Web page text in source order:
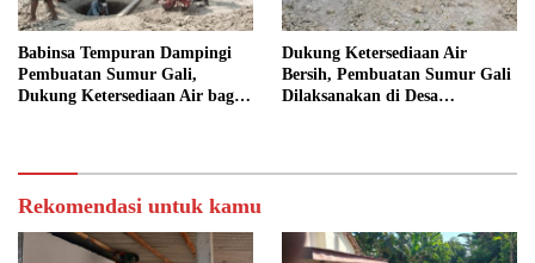
Babinsa Tempuran Dampingi
Pembuatan Sumur Gali,
Dukung Ketersediaan Air bagi
Dukung Ketersediaan Air
Bersih, Pembuatan Sumur Gali
Dilaksanakan di Desa
Rekomendasi untuk kamu